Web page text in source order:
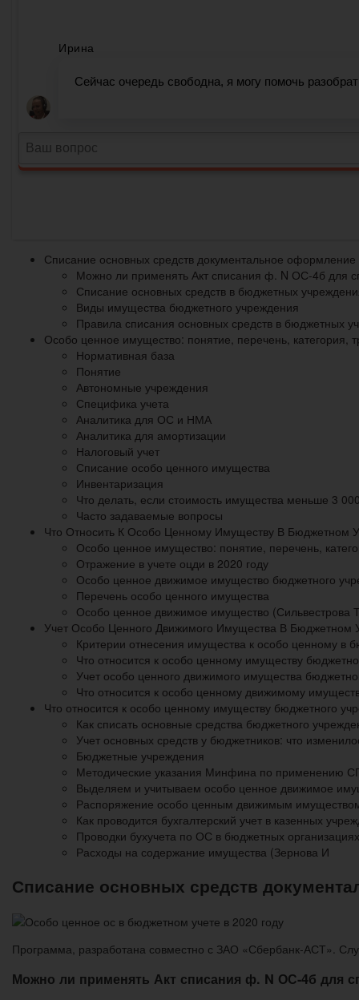
Списание основных средств документальное
Можно ли применять Акт списания ф. N ОС-4б для
Списание основных средств в бюджетных
Виды имущества бюджетного учреждения
Правила списания основных средств в бюджетных
Особо ценное имущество: понятие, перечень,
Нормативная база
Понятие
Автономные учреждения
Специфика учета
Аналитика для ОС и НМА
Аналитика для амортизации
Налоговый учет
Списание особо ценного имущества
Инвентаризация
Что делать, если стоимость имущества меньше 3
Часто задаваемые вопросы
Что Относить К Особо Ценному Имуществу В Бюджетном
Особо ценное имущество: понятие, перечень,
Отражение в учете оцди в 2020 году
Особо ценное движимое имущество бюджетного
Перечень особо ценного имущества
Особо ценное движимое имущество (Сильвестрова
Учет Особо Ценного Движимого Имущества В Бюджетном
Критерии отнесения имущества к особо ценному в
Что относится к особо ценному имуществу
Учет особо ценного движимого имущества
Что относится к особо ценному движимому
Что относится к особо ценному имуществу бюджетного
Как списать основные средства бюджетного
Учет основных средств у бюджетников: что
Бюджетные учреждения
Методические указания Минфина по применению
Выделяем и учитываем особо ценное движимое
Распоряжение особо ценным движимым
Как проводится бухгалтерский учет в казенных
Проводки бухучета по ОС в бюджетных организациях
Расходы на содержание имущества (Зернова И
Списание основных средств
Программа, разработана совместно с ЗАО «Сбербанк-АСТ».
Можно ли применять Акт списания ф. N ОС-4б для